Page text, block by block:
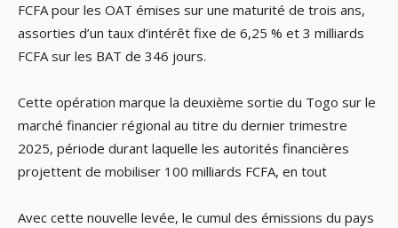
FCFA pour les OAT émises sur une maturité de trois ans,
assorties d’un taux d’intérêt fixe de 6,25 % et 3 milliards
FCFA sur les BAT de 346 jours.
Cette opération marque la deuxième sortie du Togo sur le
marché financier régional au titre du dernier trimestre
2025, période durant laquelle les autorités financières
projettent de mobiliser 100 milliards FCFA, en tout
Avec cette nouvelle levée, le cumul des émissions du pays